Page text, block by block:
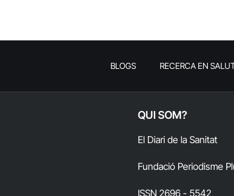
BLOGS RECERCA EN
QUI SOM?
El Diari de la Sanitat
Fundació Periodisme
ISSN 2696 - 5542